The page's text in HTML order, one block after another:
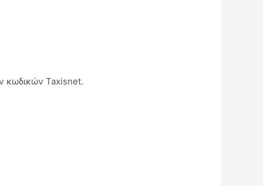
κωδικών Taxisnet.